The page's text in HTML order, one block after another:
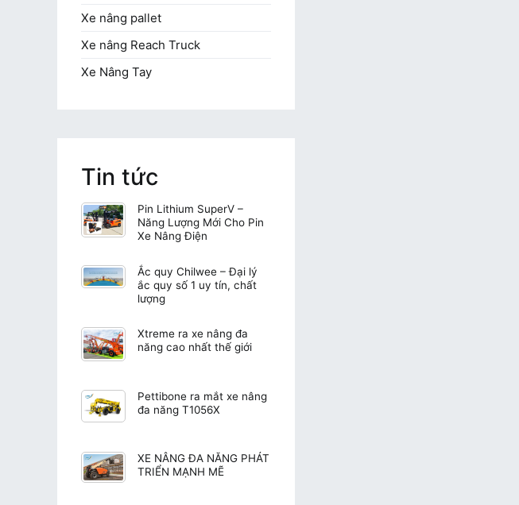
Xe nâng pallet
Xe nâng Reach Truck
Xe Nâng Tay
Tin tức
Pin Lithium SuperV –
Năng Lượng Mới Cho Pin
Xe Nâng Điện
Ắc quy Chilwee – Đại lý
ắc quy số 1 uy tín, chất
lượng
Xtreme ra xe nâng đa
năng cao nhất thế giới
Pettibone ra mắt xe nâng
đa năng T1056X
XE NÂNG ĐA NĂNG PHÁT
TRIỂN MẠNH MẼ